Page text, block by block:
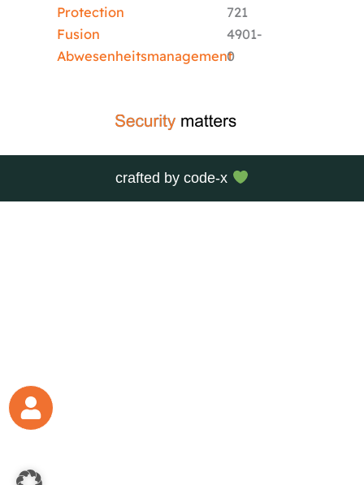
Protection
Fusion
Abwesenheitsmanagement
721
4901-
0
crafted bycode-x